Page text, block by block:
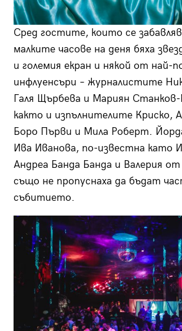
Сред гостите, които се
малките часове на деня бяха
и големия екран и някой от най-
инфлуенсъри – журналистите
Галя Щърбева и Мариян
както и изпълнителите Криско,
Боро Първи и Мила Роберт.
Ивa Иванова, по-известна като
Андреа Банда Банда и Валерия
също не пропуснаха да бъдат
събитието.